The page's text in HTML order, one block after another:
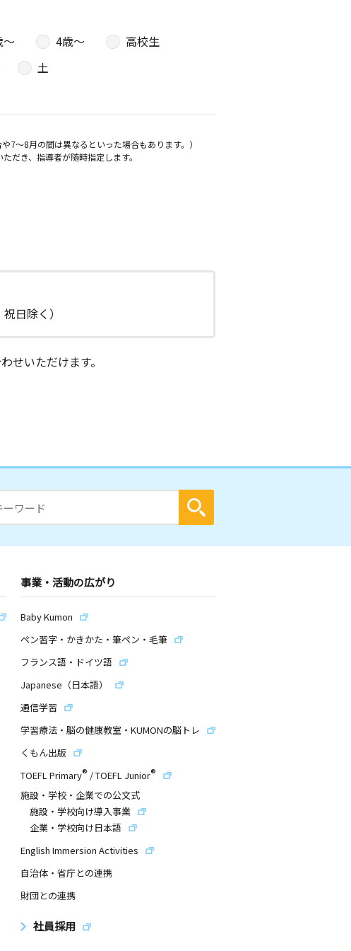
〜 4歳〜
高校生
土
～8月の間は異なるといった場合もあります。）
だき、指導者が随時指定します。
日除く）
せいただけます。
事業・活動の広がり
Baby Kumon
ペン習字・かきかた・筆ペン・毛筆
フランス語・ドイツ語
Japanese（日本語）
通信学習
学習療法・脳の健康教室・KUMONの脳トレ
くもん出版
TOEFL Primary® /TOEFL Junior®
施設・学校・企業での公文式
施設・学校向け導入事業
企業・学校向け日本語
English Immersion Activities
自治体・省庁との連携
財団との連携
社員採用